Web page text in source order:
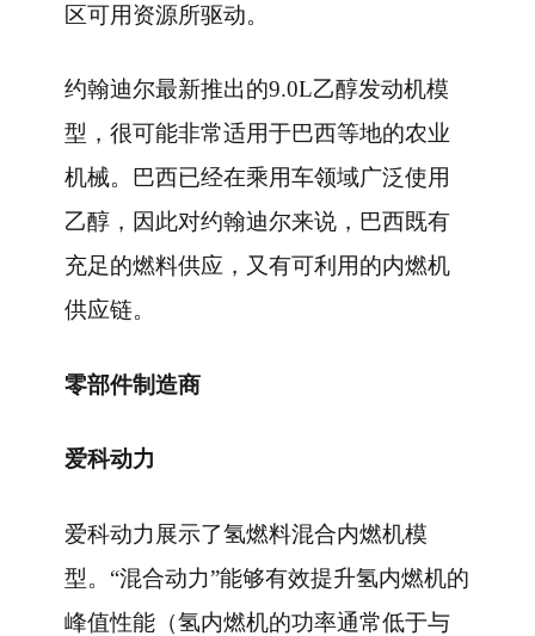
区可用资源所驱动。
约翰迪尔最新推出的9.0L乙醇发动机模
型，很可能非常适用于巴西等地的农业
机械。巴西已经在乘用车领域广泛使用
乙醇，因此对约翰迪尔来说，巴西既有
充足的燃料供应，又有可利用的内燃机
供应链。
零部件制造商
爱科动力
爱科动力展示了氢燃料混合内燃机模
型。“混合动力”能够有效提升氢内燃机的
峰值性能（氢内燃机的功率通常低于与